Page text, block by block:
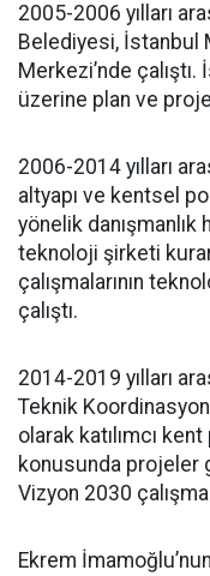
2005-2006 yılları
Belediyesi, İstanbul
Merkezi’nde çalıştı.
üzerine plan ve
2006-2014 yılları
altyapı ve kentsel
yönelik danışmanlık
teknoloji şirketi
çalışmalarının
çalıştı.
2014-2019 yılları
Teknik
olarak katılımcı
konusunda projeler
Vizyon 2030
Ekrem